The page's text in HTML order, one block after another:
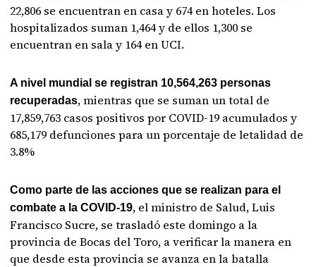
22,806 se encuentran en casa y 674 en hoteles. Los
hospitalizados suman 1,464 y de ellos 1,300 se
encuentran en sala y 164 en UCI.
A nivel mundial se registran 10,564,263 personas
recuperadas, mientras que se suman un total de
17,859,763 casos positivos por COVID-19 acumulados y
685,179 defunciones para un porcentaje de letalidad de
3.8%
Como parte de las acciones que se realizan para el
combate a la COVID-19, el ministro de Salud, Luis
Francisco Sucre, se trasladó este domingo a la
provincia de Bocas del Toro, a verificar la manera en
que desde esta provincia se avanza en la batalla